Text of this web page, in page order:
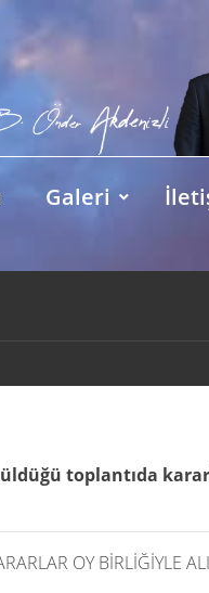
Galeri
toplantıda
OY BİRLİĞİYLE